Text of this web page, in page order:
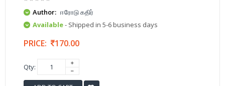
Author: ஈரோடு கதிர்
Available- Shipped in 5-6 business days
PRICE: 170.00
Qty: